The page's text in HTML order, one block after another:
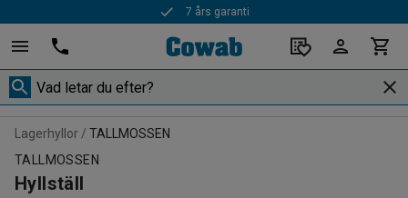
Snabba leveranser
Lagerhyllor
TALLMOSSEN
TALLMOSSEN
Hyllställ